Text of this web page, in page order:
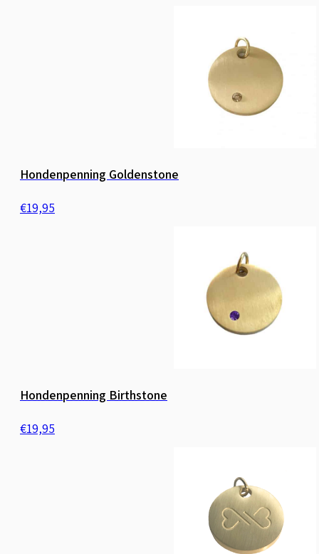
Hondenpenning Goldenstone
€19,95
Hondenpenning Birthstone
€19,95